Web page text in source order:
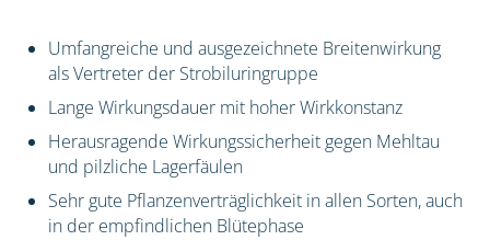
Umfangreiche und ausgezeichnete Breitenwirkung
als Vertreter der Strobiluringruppe
Lange Wirkungsdauer mit hoher Wirkkonstanz
Herausragende Wirkungssicherheit gegen Mehltau
und pilzliche Lagerfäulen
Sehr gute Pflanzenverträglichkeit in allen Sorten, auch
in der empfindlichen Blütephase